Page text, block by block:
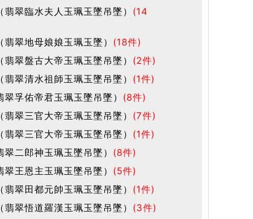
翠臨水夫人玉珮玉墜吊墜） (14
翠地母娘娘玉珮玉墜） (18件)
翠盤古大帝玉珮玉墜吊墜） (2件)
翠清水祖師玉珮玉墜吊墜） (1件)
孚佑帝君玉珮玉墜吊墜） (8件)
翠三官大帝玉珮玉墜吊墜） (7件)
翠三官大帝玉珮玉墜吊墜） (1件)
翠二郎神玉珮玉墜吊墜） (8件)
王恩主玉珮玉墜吊墜） (5件)
翠田都元帥玉珮玉墜吊墜） (1件)
翠悟道羅漢玉珮玉墜吊墜） (3件)